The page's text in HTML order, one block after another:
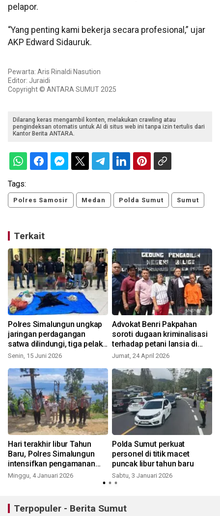
pelapor.
“Yang penting kami bekerja secara profesional,” ujar
AKP Edward Sidauruk.
Pewarta: Aris Rinaldi Nasution
Editor: Juraidi
Copyright © ANTARA SUMUT 2025
Dilarang keras mengambil konten, melakukan crawling atau
pengindeksan otomatis untuk AI di situs web ini tanpa izin tertulis dari
Kantor Berita ANTARA.
Tags:
Polres Samosir Medan Polda Sumut Sumut
Terkait
Polres Simalungun ungkap
jaringan perdagangan
satwa dilindungi, tiga pelaku
dibekuk
Senin, 15 Juni 2026
Advokat Benri Pakpahan
soroti dugaan kriminalisasi
terhadap petani lansia di
Samosir
Jumat, 24 April 2026
Hari terakhir libur Tahun
Baru, Polres Simalungun
intensifkan pengamanan
wisata Danau Toba
Minggu, 4 Januari 2026
Polda Sumut perkuat
personel di titik macet
puncak libur tahun baru
Sabtu, 3 Januari 2026
Terpopuler - Berita Sumut